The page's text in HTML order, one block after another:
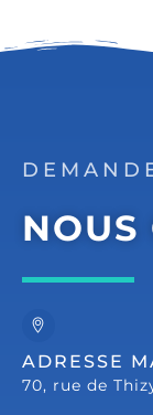
NOUS
ADRESSE
70, rue de